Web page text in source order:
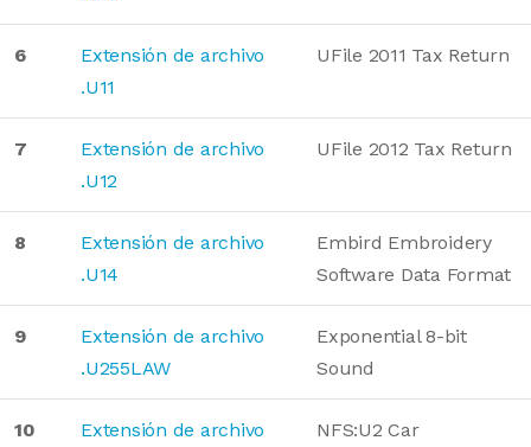
6
Extensión de archivo
.U11
UFile 2011 Tax Return
7
Extensión de archivo
.U12
UFile 2012 Tax Return
8
Extensión de archivo
.U14
Embird Embroidery
Software Data Format
9
Extensión de archivo
.U255LAW
Exponential 8-bit
Sound
10
Extensión de archivo
NFS:U2 Car